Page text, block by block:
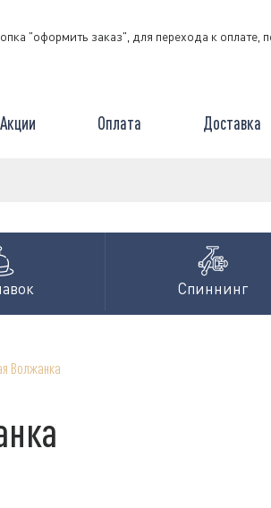
"оформить заказ", для перехода к
Акции Оплата Доставка
Спиннинг
Волжанка